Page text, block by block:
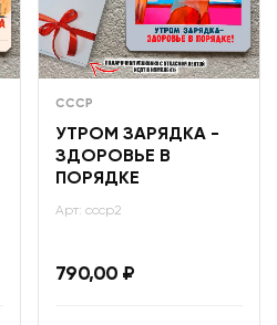
СССР
УТРОМ ЗАРЯДКА -
ЗДОРОВЬЕ В
ПОРЯДКЕ
Арт: ссср2
790,00 ₽